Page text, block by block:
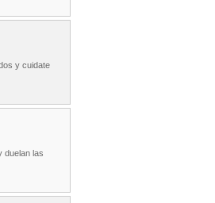
y cuidate
duelan las